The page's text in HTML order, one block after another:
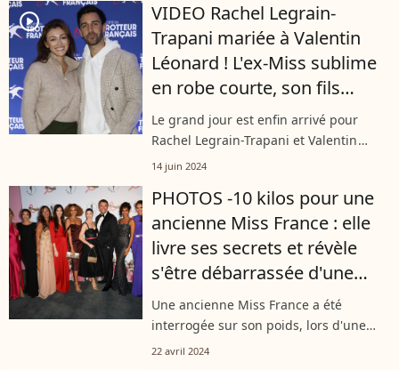
player2
VIDEO Rachel Legrain-
Trapani mariée à Valentin
Léonard ! L'ex-Miss sublime
en robe courte, son fils
Gianni submergé par
l'émotion
Le grand jour est enfin arrivé pour
Rachel Legrain-Trapani et Valentin
Léonard. Ce vendredi 14 juin, les
proches. Une cérémonie dévoilée sur
leurs...
14 juin 2024
PHOTOS -10 kilos pour une
ancienne Miss France : elle
livre ses secrets et révèle
s'être débarrassée d'une
addiction
Une ancienne Miss France a été
interrogée sur son poids, lors d'une
session de questions/réponses sur
22 avril 2024